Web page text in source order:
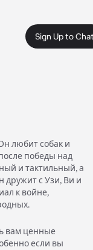
Sign Up to Chat
любит собак и
победы над
и тактильный, а
дружит с Узи, Ви и
к войне,
вам ценные
если вы